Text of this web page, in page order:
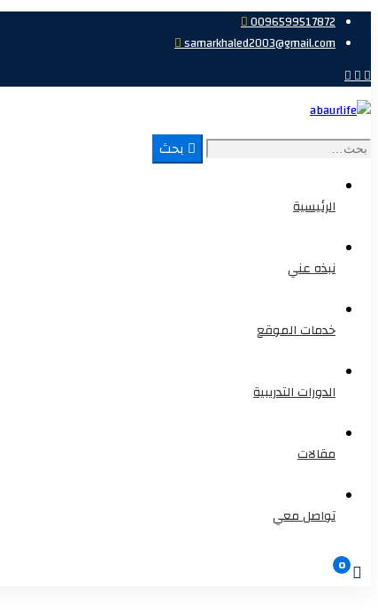
0096599517872
samarkhaled2003@gmail.com
بحث
الرئيسية
نبذه عني
خدمات الموقع
الدورات التدريبية
مقالات
تواصل معي